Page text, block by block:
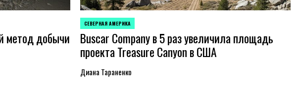
метод добычи
ОПУБЛИКОВАНО
В
СЕВЕРНАЯ АМЕРИКА
Buscar Company в 5 раз увеличила площадь
проекта Treasure Canyon в США
Диана Тараненко